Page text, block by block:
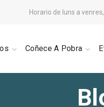
Horario de luns a
Coñece A Pobra